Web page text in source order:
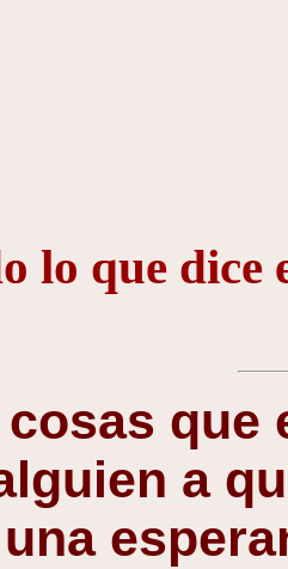
lo que
que
a
una